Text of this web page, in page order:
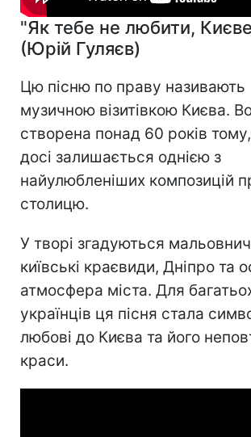
"Як тебе не любити,
(Юрій Гуляєв)
Цю пісню по праву називають
музичною візитівкою Києва.
створена понад 60 років
досі залишається однією з
найулюбленіших композицій
столицю.
У творі згадуються
київські краєвиди, Дніпро та
атмосфера міста. Для
українців ця пісня стала
любові до Києва та його
краси.